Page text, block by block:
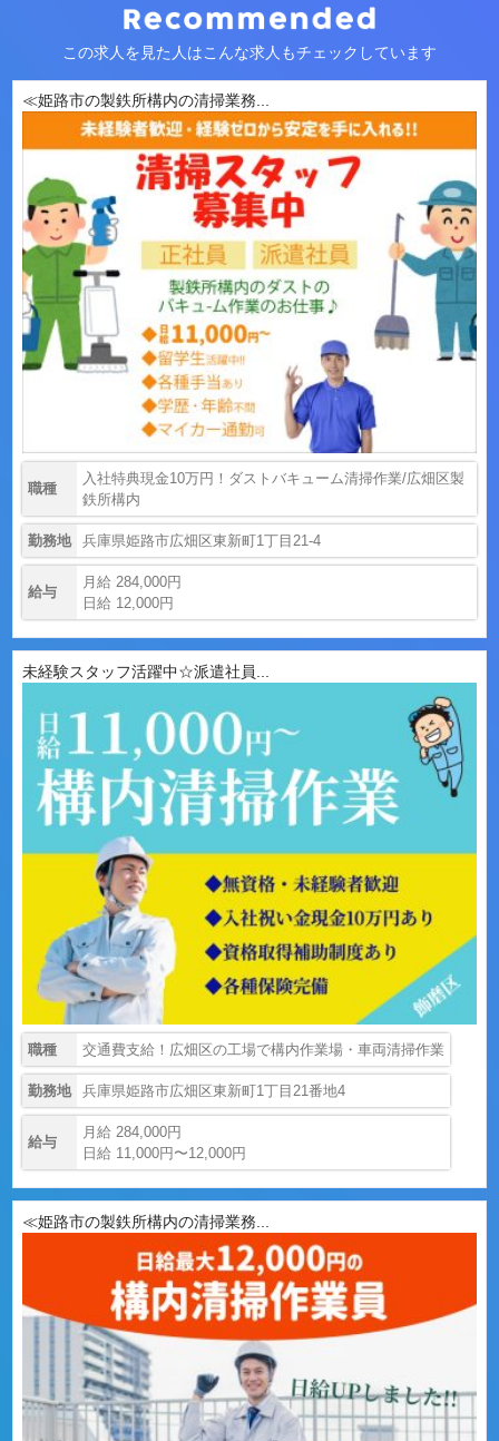
この求人を見た人はこんな求人もチェックしています
≪姫路市の製鉄所構内の清掃業務...
職種
入社特典現金10万円！ダストバキューム清掃作業/広畑区製
鉄所構内
勤務地 兵庫県姫路市広畑区東新町1丁目21-4
給与
月給 284,000円
日給 12,000円
未経験スタッフ活躍中☆派遣社員...
職種 交通費支給！広畑区の工場で構内作業場・車両清掃作業
勤務地 兵庫県姫路市広畑区東新町1丁目21番地4
給与
月給 284,000円
日給 11,000円〜12,000円
≪姫路市の製鉄所構内の清掃業務...